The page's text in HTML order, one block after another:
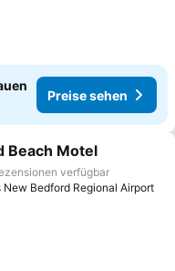
Preise sehen
hinzufügen
Beach Motel
verfügbar
New Bedford Regional Airport